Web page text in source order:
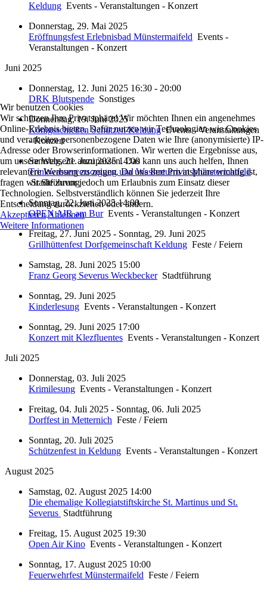
Keldung Events - Veranstaltungen - Konzert
Donnerstag, 29. Mai 2025
Eröffnungsfest Erlebnisbad Münstermaifeld Events -
Veranstaltungen - Konzert
Juni 2025
Donnerstag, 12. Juni 2025 16:30 - 20:00
DRK Blutspende Sonstiges
Donnerstag, 19. Juni 2025
Königsschießen Schützen KeldungEvents - Veranstaltungen
- Konzert
Samstag, 21. Juni 2025 14:00
Trinkwasserversorgung und Wasserturm in Münstermaifeld
Stadtführung
Sonntag, 22. Juni 2025 14:00
OPEN AIR am BurEvents - Veranstaltungen - Konzert
Freitag, 27. Juni 2025 - Sonntag, 29. Juni 2025
Grillhüttenfest Dorfgemeinschaft Keldung Feste / Feiern
Samstag, 28. Juni 2025 15:00
Franz Georg Severus WeckbeckerStadtführung
Sonntag, 29. Juni 2025
Kinderlesung Events - Veranstaltungen - Konzert
Sonntag, 29. Juni 2025 17:00
Konzert mit Klezfluentes Events - Veranstaltungen - Konzert
Juli 2025
Donnerstag, 03. Juli 2025
Krimilesung Events - Veranstaltungen - Konzert
Freitag, 04. Juli 2025 - Sonntag, 06. Juli 2025
Dorffest in Metternich Feste / Feiern
Sonntag, 20. Juli 2025
Schützenfest in Keldung Events - Veranstaltungen - Konzert
August 2025
Samstag, 02. August 2025 14:00
Die ehemalige Kollegiatstiftskirche St. Martinus und St.
Severus Stadtführung
Freitag, 15. August 2025 19:30
Open Air Kino Events - Veranstaltungen - Konzert
Sonntag, 17. August 2025 10:00
Feuerwehrfest Münstermaifeld Feste / Feiern
Wir benutzen Cookies
Wir schützen Ihre Privatsphäre! Wir möchten Ihnen ein angenehmes
Online-Erlebnis bieten. Dafür nutzen wir Technologien wie Cookies
und verarbeiten personenbezogene Daten wie Ihre (anonymisierte) IP-
Adresse oder Browserinformationen. Wir werten die Ergebnisse aus,
um unsere Webseite anzupassen. Das kann uns auch helfen, Ihnen
relevantere Werbung zu zeigen. Da uns Ihre Privatsphäre wichtig ist,
fragen wir Sie zuvor jedoch um Erlaubnis zum Einsatz dieser
Technologien. Selbstverständlich können Sie jederzeit Ihre
Entscheidung zurückziehen oder ändern.
AkzeptierenAblehnen
Weitere Informationen